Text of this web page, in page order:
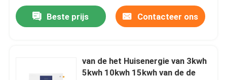
Beste prijs Contacteer ons
van de het Huisenergie van 3kwh
5kwh 10kwh 15kwh van de de